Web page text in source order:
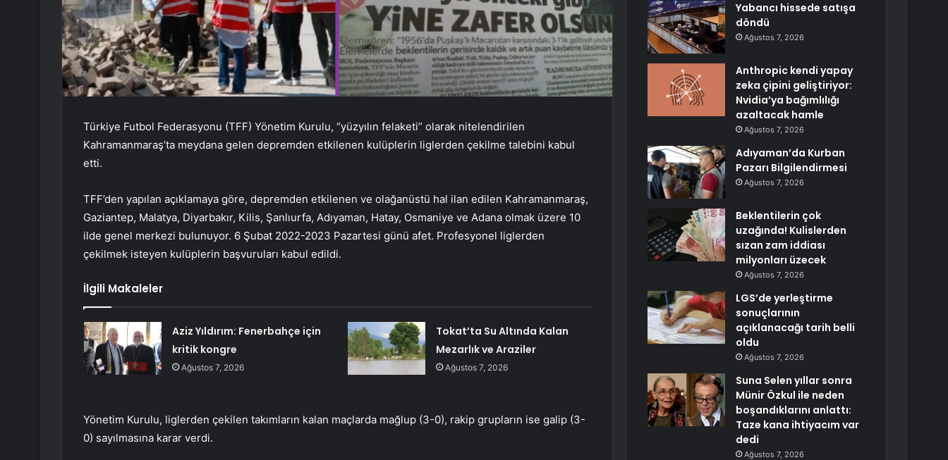
Türkiye Futbol Federasyonu (TFF) Yönetim Kurulu, “yüzyılın felaketi” olarak nitelendirilen
Kahramanmaraş’ta meydana gelen depremden etkilenen kulüplerin liglerden çekilme talebini kabul
etti.
TFF’den yapılan açıklamaya göre, depremden etkilenen ve olağanüstü hal ilan edilen Kahramanmaraş,
Gaziantep, Malatya, Diyarbakır, Kilis, Şanlıurfa, Adıyaman, Hatay, Osmaniye ve Adana olmak üzere 10
ilde genel merkezi bulunuyor. 6 Şubat 2022-2023 Pazartesi günü afet. Profesyonel liglerden
çekilmek isteyen kulüplerin başvuruları kabul edildi.
İlgili Makaleler
Aziz Yıldırım: Fenerbahçe için
kritik kongre
Ağustos 7, 2026
Tokat’ta Su Altında Kalan
Mezarlık ve Araziler
Ağustos 7, 2026
Yönetim Kurulu, liglerden çekilen takımların kalan maçlarda mağlup (3-0), rakip grupların ise galip (3-
0) sayılmasına karar verdi.
Yabancı hissede satışa
döndü
Ağustos 7, 2026
Anthropic kendi yapay
zeka çipini geliştiriyor:
Nvidia’ya bağımlılığı
azaltacak hamle
Ağustos 7, 2026
Adıyaman’da Kurban
Pazarı Bilgilendirmesi
Ağustos 7, 2026
Beklentilerin çok
uzağında! Kulislerden
sızan zam iddiası
milyonları üzecek
Ağustos 7, 2026
LGS’de yerleştirme
sonuçlarının
açıklanacağı tarih belli
oldu
Ağustos 7, 2026
Suna Selen yıllar sonra
Münir Özkul ile neden
boşandıklarını anlattı:
Taze kana ihtiyacım var
dedi
Ağustos 7, 2026